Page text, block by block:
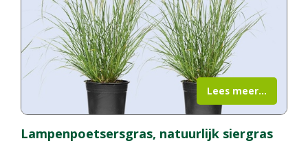
Lampenpoetsersgras, natuurlijk siergras
Lees meer...